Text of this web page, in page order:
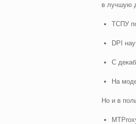
в лучшую
ТСПУ
DPI
С
На
Но и в